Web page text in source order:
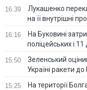
16:39
Лукашенко
на її внутрішні
16:16
На Буковині
поліцейських і
15:50
Зеленський
Україні ракети
15:25
На території